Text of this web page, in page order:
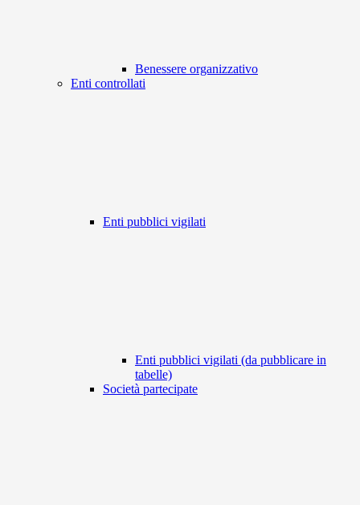
Benessere organizzativo
Enti controllati
Enti pubblici vigilati
Enti pubblici vigilati (da pubblicare in
tabelle)
Società partecipate